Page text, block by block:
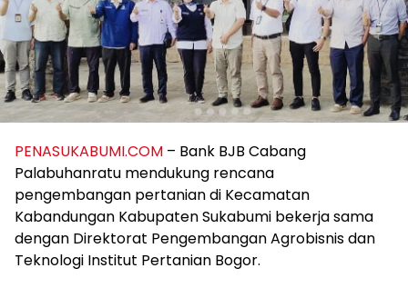
PENASUKABUMI.COM – Bank BJB Cabang
Palabuhanratu mendukung rencana
pengembangan pertanian di Kecamatan
Kabandungan Kabupaten Sukabumi bekerja sama
dengan Direktorat Pengembangan Agrobisnis dan
Teknologi Institut Pertanian Bogor.